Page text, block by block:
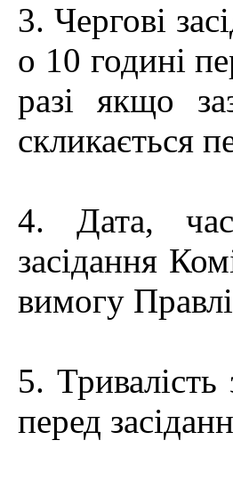
3. Чергові
о 10 годині
разі якщо
скликається
4. Дата, час
засідання
вимогу
5. Тривалість
перед